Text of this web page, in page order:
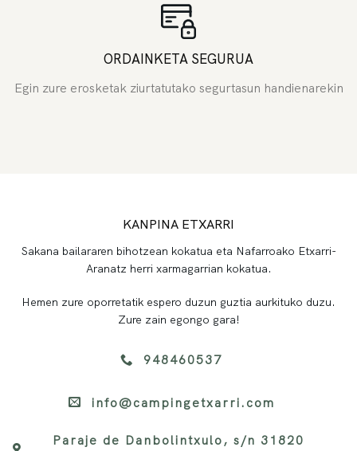
ORDAINKETA SEGURUA
Egin zure erosketak ziurtatutako segurtasun handienarekin
KANPINA ETXARRI
Sakana bailararen bihotzean kokatua eta Nafarroako Etxarri-
Aranatz herri xarmagarrian kokatua.
Hemen zure oporretatik espero duzun guztia aurkituko duzu.
Zure zain egongo gara!
948460537
info@campingetxarri.com
Paraje de Danbolintxulo, s/n 31820